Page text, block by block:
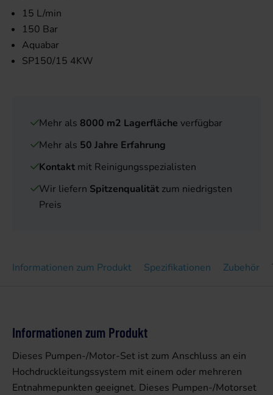
15 L/min
150 Bar
Aquabar
SP150/15 4KW
Mehr als 8000 m2 Lagerfläche verfügbar
Mehr als 50 Jahre Erfahrung
Kontakt mit Reinigungsspezialisten
Wir liefern Spitzenqualität zum niedrigsten
Preis
Informationen zum Produkt Spezifikationen Zubehör
Informationen zum Produkt
Dieses Pumpen-/Motor-Set ist zum Anschluss an ein
Hochdruckleitungssystem mit einem oder mehreren
Entnahmepunkten geeignet. Dieses Pumpen-/Motorset